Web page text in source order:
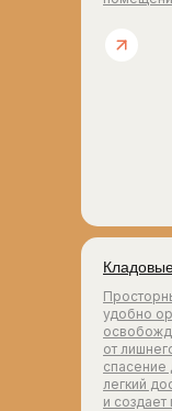
удобно
от
спасение
легкий
и